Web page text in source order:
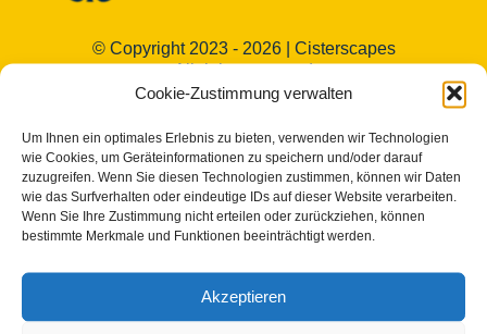
Cookie-Zustimmung verwalten
Um Ihnen ein optimales Erlebnis zu bieten, verwenden wir Technologien
wie Cookies, um Geräteinformationen zu speichern und/oder darauf
zuzugreifen. Wenn Sie diesen Technologien zustimmen, können wir Daten
wie das Surfverhalten oder eindeutige IDs auf dieser Website verarbeiten.
Wenn Sie Ihre Zustimmung nicht erteilen oder zurückziehen, können
bestimmte Merkmale und Funktionen beeinträchtigt werden.
Akzeptieren
© Copyright 2023 - 2026 | Cisterscapes
All rights reserved
and all information without guarantee.
Contact:
Bamberg district
European Heritage Label/Cisterscapes
Germany